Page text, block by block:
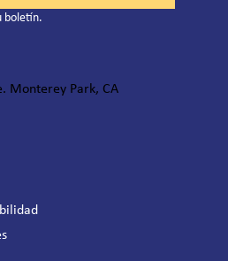
boletín.
Monterey Park, CA